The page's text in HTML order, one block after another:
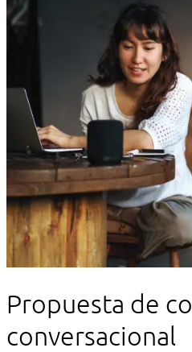
Solution
Propuesta de
conversacional